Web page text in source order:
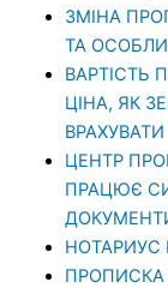
ЗМІНА
ТА
ВАРТІСТЬ
ЦІНА, ЯК
ВРАХУВАТИ
ЦЕНТР
ПРАЦЮЄ
НОТАРИУС
ПРОПИСКА